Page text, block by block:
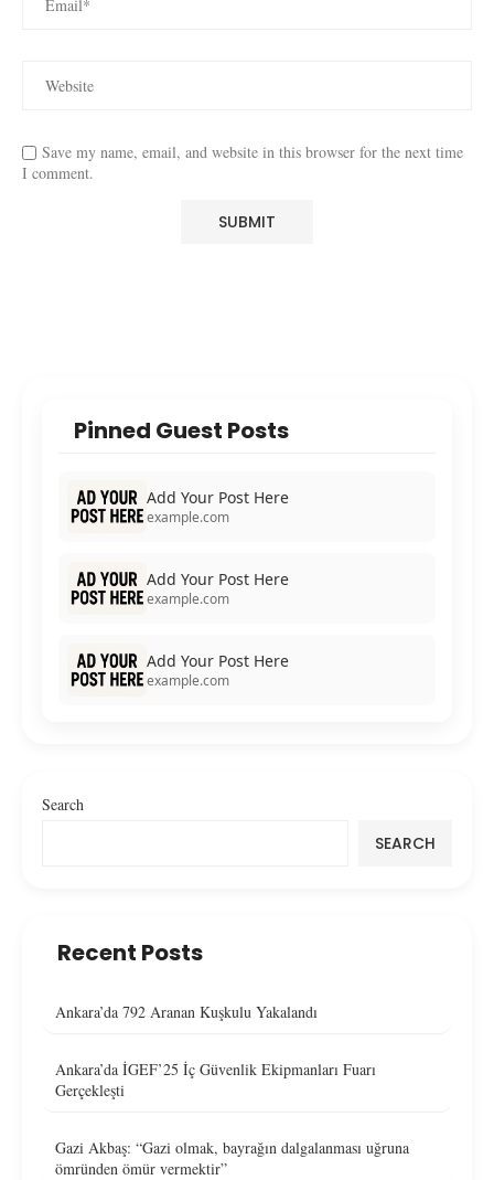
Save my name, email, and website in this browser for the next time
I comment.
Pinned Guest Posts
Add Your Post Here
example.com
Add Your Post Here
example.com
Add Your Post Here
example.com
Search
SEARCH
Recent Posts
Ankara’da 792 Aranan Kuşkulu Yakalandı
Ankara’da İGEF’25 İç Güvenlik Ekipmanları Fuarı
Gerçekleşti
Gazi Akbaş: “Gazi olmak, bayrağın dalgalanması uğruna
ömründen ömür vermektir”